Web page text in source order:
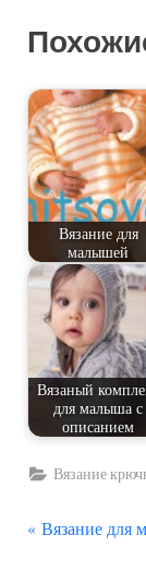
Вязание для
малышей
Вязаный
для малыша с
описанием
Вязание
П
Вязание для